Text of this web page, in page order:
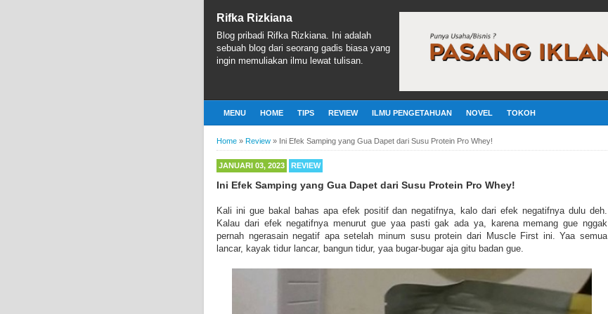
Rifka Rizkiana
Blog pribadi Rifka Rizkiana. Ini adalah
sebuah blog dari seorang gadis biasa yang
ingin memuliakan ilmu lewat tulisan.
MENU HOME TIPS REVIEW ILMU PENGETAHUAN NOVEL TOKOH
Home » Review » Ini Efek Samping yang Gua Dapet dari Susu Protein Pro Whey!
JANUARI 03, 2023 REVIEW
Ini Efek Samping yang Gua Dapet dari Susu Protein Pro Whey!
Kali ini gue bakal bahas apa efek positif dan negatifnya, kalo dari efek negatifnya dulu deh.
Kalau dari efek negatifnya menurut gue yaa pasti gak ada ya, karena memang gue nggak
pernah ngerasain negatif apa setelah minum susu protein dari Muscle First ini. Yaa semua
lancar, kayak tidur lancar, bangun tidur, yaa bugar-bugar aja gitu badan gue.